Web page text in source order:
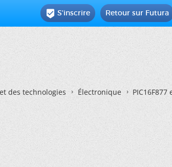
Retour sur Futura
 S'inscrire
des technologies Électronique PIC16F877